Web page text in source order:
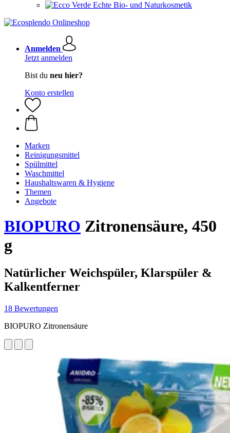
Echte Bio- und Naturkosmetik
Anmelden
Jetzt anmelden
Bist du neu hier?
Konto erstellen
Marken
Reinigungsmittel
Spülmittel
Waschmittel
Haushaltswaren & Hygiene
Themen
Angebote
BIOPURO Zitronensäure, 450
g
Natürlicher Weichspüler, Klarspüler &
Kalkentferner
18 Bewertungen
BIOPURO Zitronensäure